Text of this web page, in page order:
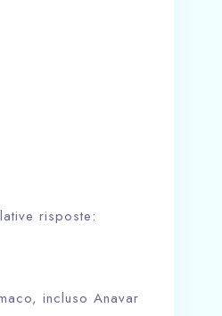
risposte:
incluso Anavar